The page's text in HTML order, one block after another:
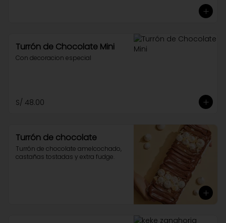
Turrón de Chocolate Mini
Con decoracion especial
S/ 48.00
Turrón de chocolate
Turrón de chocolate amelcochado,
castañas tostadas y extra fudge.